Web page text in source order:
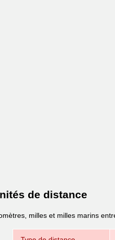
de distance
milles et milles marins